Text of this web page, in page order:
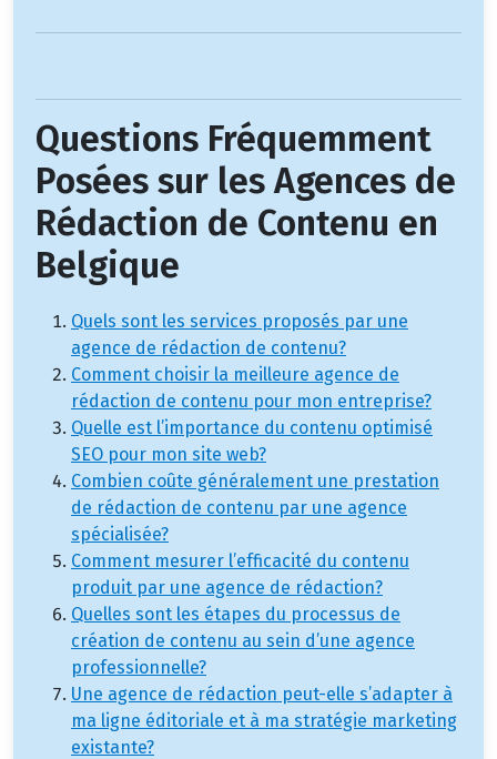
Questions Fréquemment
Posées sur les Agences de
Rédaction de Contenu en
Belgique
Quels sont les services proposés par une
agence de rédaction de contenu?
Comment choisir la meilleure agence de
rédaction de contenu pour mon entreprise?
Quelle est l’importance du contenu optimisé
SEO pour mon site web?
Combien coûte généralement une prestation
de rédaction de contenu par une agence
spécialisée?
Comment mesurer l’efficacité du contenu
produit par une agence de rédaction?
Quelles sont les étapes du processus de
création de contenu au sein d’une agence
professionnelle?
Une agence de rédaction peut-elle s’adapter à
ma ligne éditoriale et à ma stratégie marketing
existante?